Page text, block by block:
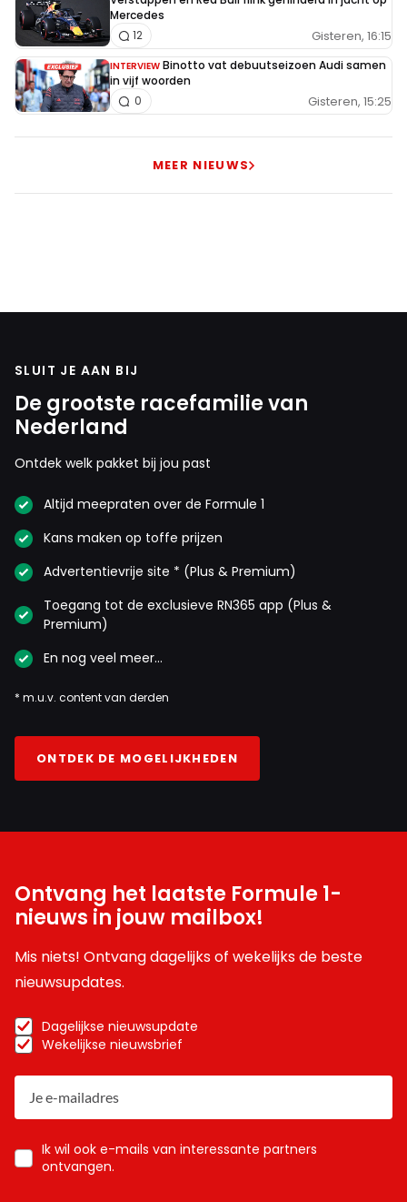
Mercedes
Gisteren, 16:15
12
INTERVIEW Binotto vat debuutseizoen Audi samen
in vijf woorden
Gisteren, 15:25
0
MEER NIEUWS
SLUIT JE AAN BIJ
De grootste racefamilie van
Nederland
Ontdek welk pakket bij jou past
Altijd meepraten over de Formule 1
Kans maken op toffe prijzen
Advertentievrije site * (Plus & Premium)
Toegang tot de exclusieve RN365 app (Plus &
Premium)
En nog veel meer…
* m.u.v. content van derden
ONTDEK DE MOGELIJKHEDEN
Ontvang het laatste Formule 1-
nieuws in jouw mailbox!
Mis niets! Ontvang dagelijks of wekelijks de beste
nieuwsupdates.
Dagelijkse nieuwsupdate
Wekelijkse nieuwsbrief
Ik wil ook e-mails van interessante partners
ontvangen.